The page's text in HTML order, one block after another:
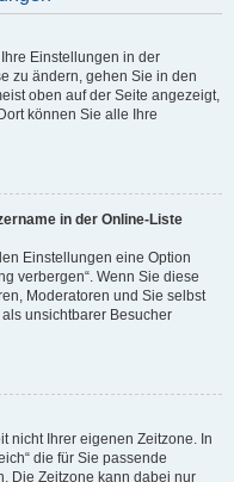
Einstellungen in der
zu ändern, gehen Sie in den
oben auf der Seite angezeigt,
können Sie alle Ihre
in der Online-Liste
Einstellungen eine Option
verbergen“. Wenn Sie diese
Moderatoren und Sie selbst
unsichtbarer Besucher
nicht Ihrer eigenen Zeitzone. In
die für Sie passende
Die Zeitzone kann dabei nur